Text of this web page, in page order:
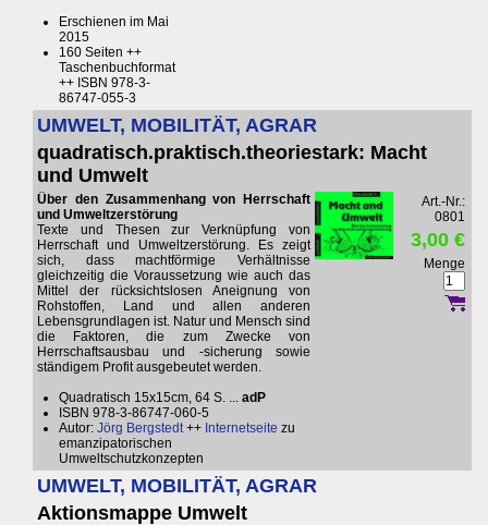
Erschienen im Mai
2015
160 Seiten ++
Taschenbuchformat
++ ISBN 978-3-
86747-055-3
UMWELT, MOBILITÄT, AGRAR
quadratisch.praktisch.theoriestark: Macht
und Umwelt
Über den Zusammenhang von Herrschaft
und Umweltzerstörung
Texte und Thesen zur Verknüpfung von
Herrschaft und Umweltzerstörung. Es zeigt
sich, dass machtförmige Verhältnisse
gleichzeitig die Voraussetzung wie auch das
Mittel der rücksichtslosen Aneignung von
Rohstoffen, Land und allen anderen
Lebensgrundlagen ist. Natur und Mensch sind
die Faktoren, die zum Zwecke von
Herrschaftsausbau und -sicherung sowie
ständigem Profit ausgebeutet werden.
Quadratisch 15x15cm, 64 S. ... adP
ISBN 978-3-86747-060-5
Autor: Jörg Bergstedt++ Internetseite zu
emanzipatorischen
Umweltschutzkonzepten
Art.-Nr.:
0801
3,00 €
Menge
UMWELT, MOBILITÄT, AGRAR
Aktionsmappe Umwelt